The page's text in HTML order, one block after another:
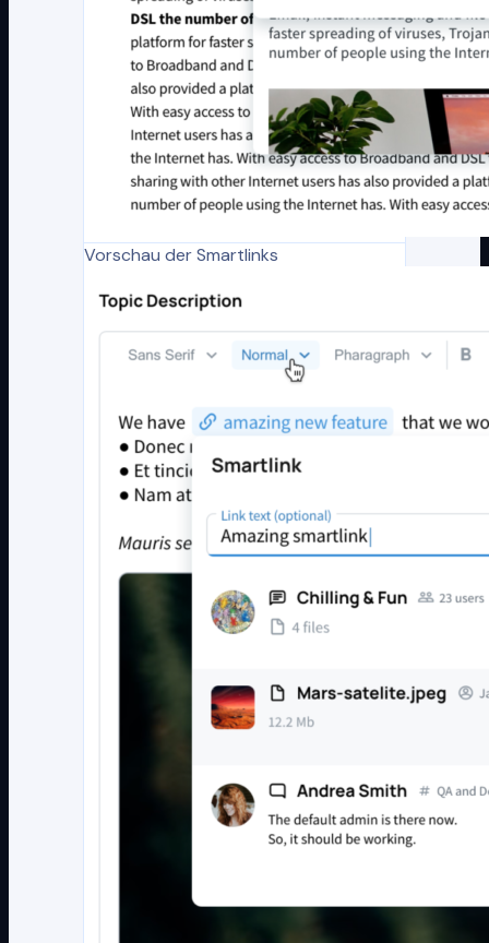
Vorschau der Smartlinks